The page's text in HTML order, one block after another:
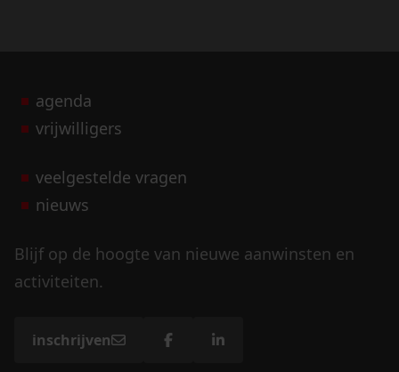
agenda
vrijwilligers
veelgestelde vragen
nieuws
Blijf op de hoogte van nieuwe aanwinsten en
activiteiten.
inschrijven